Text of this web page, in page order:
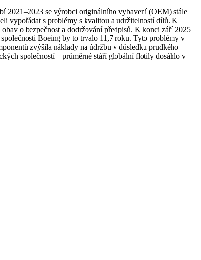
2021–2023 se výrobci originálního vybavení (OEM) stále
vypořádat s problémy s kvalitou a udržitelností dílů. K
o bezpečnost a dodržování předpisů. K konci září 2025
Boeing by to trvalo 11,7 roku. Tyto problémy v
zvýšila náklady na údržbu v důsledku prudkého
společností – průměrné stáří globální flotily dosáhlo v